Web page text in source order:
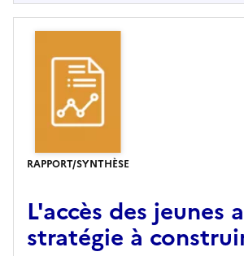
RAPPORT/SYNTHÈSE
L'accès des
stratégie à